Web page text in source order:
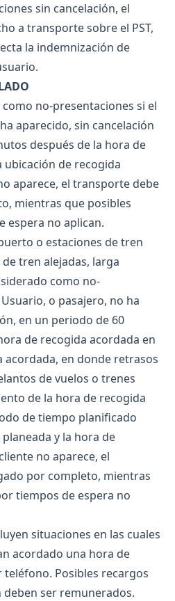
sin cancelación, el
a transporte sobre el PST,
la indemnización de
no-presentaciones si el
aparecido, sin cancelación
después de la hora de
ubicación de recogida
aparece, el transporte debe
mientras que posibles
espera no aplican.
o estaciones de tren
tren alejadas, larga
como no-
o pasajero, no ha
en un periodo de 60
de recogida acordada en
acordada, en donde retrasos
de vuelos o trenes
de la hora de recogida
de tiempo planificado
y la hora de
no aparece, el
por completo, mientras
tiempos de espera no
situaciones en las cuales
acordado una hora de
Posibles recargos
ser remunerados.